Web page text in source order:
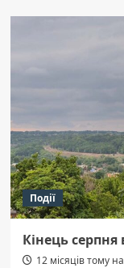
Полтаві
дитиною
Події
Кінець серпня
12 місяців тому